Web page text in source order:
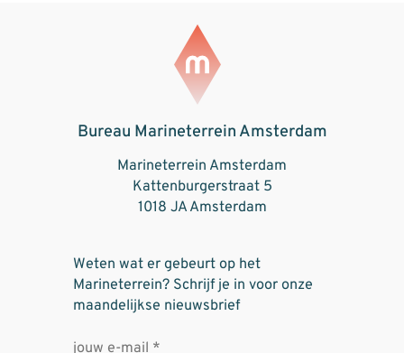
Bureau Marineterrein Amsterdam
Marineterrein Amsterdam
Kattenburgerstraat 5
1018 JA Amsterdam
Weten wat er gebeurt op het
Marineterrein? Schrijf je in voor onze
maandelijkse nieuwsbrief